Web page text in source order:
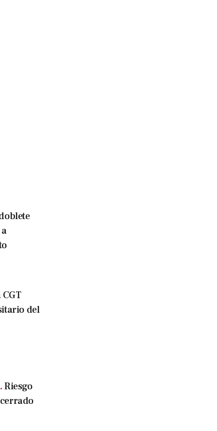
del
Riesgo